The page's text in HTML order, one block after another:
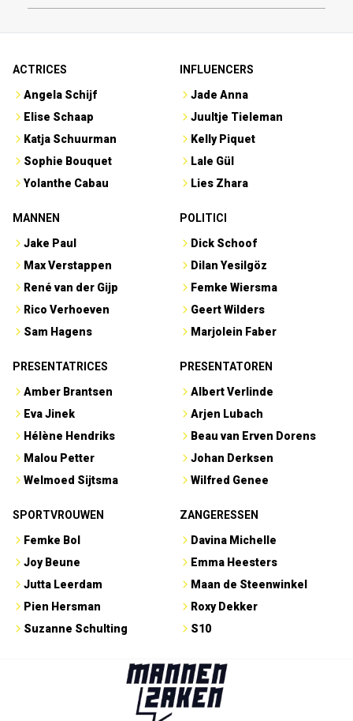
ACTRICES
Angela Schijf
Elise Schaap
Katja Schuurman
Sophie Bouquet
Yolanthe Cabau
INFLUENCERS
Jade Anna
Juultje Tieleman
Kelly Piquet
Lale Gül
Lies Zhara
MANNEN
Jake Paul
Max Verstappen
René van der Gijp
Rico Verhoeven
Sam Hagens
POLITICI
Dick Schoof
Dilan Yesilgöz
Femke Wiersma
Geert Wilders
Marjolein Faber
PRESENTATRICES
Amber Brantsen
Eva Jinek
Hélène Hendriks
Malou Petter
Welmoed Sijtsma
PRESENTATOREN
Albert Verlinde
Arjen Lubach
Beau van Erven Dorens
Johan Derksen
Wilfred Genee
SPORTVROUWEN
Femke Bol
Joy Beune
Jutta Leerdam
Pien Hersman
Suzanne Schulting
ZANGERESSEN
Davina Michelle
Emma Heesters
Maan de Steenwinkel
Roxy Dekker
S10